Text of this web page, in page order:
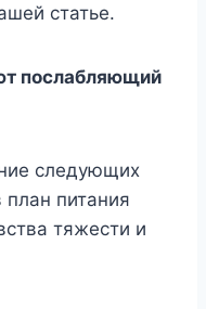
статье.
послабляющий
следующих
план питания
тяжести и